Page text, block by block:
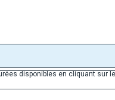
disponibles en cliquant sur le